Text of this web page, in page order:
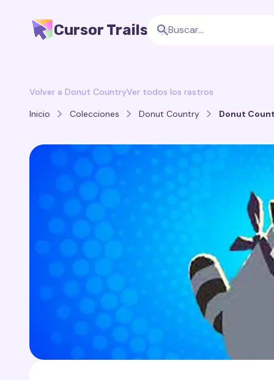
Cursor Trails
Volver a Donut CountryVer todos los rastros
Inicio
Colecciones Donut Country Donut